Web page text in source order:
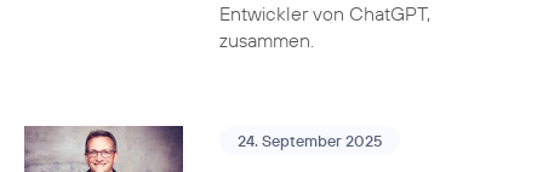
Entwickler von ChatGPT,
zusammen.
24. September 2025